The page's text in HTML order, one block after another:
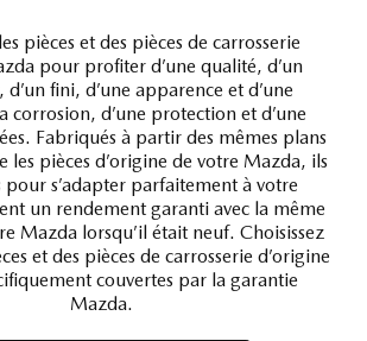
pièces et des pièces de carrosserie
pour profiter d’une qualité, d’un
fini, d’une apparence et d’une
corrosion, d’une protection et d’une
Fabriqués à partir des mêmes plans
les pièces d’origine de votre Mazda, ils
pour s’adapter parfaitement à votre
un rendement garanti avec la même
Mazda lorsqu’il était neuf. Choisissez
et des pièces de carrosserie d’origine
couvertes par la garantie
Mazda.